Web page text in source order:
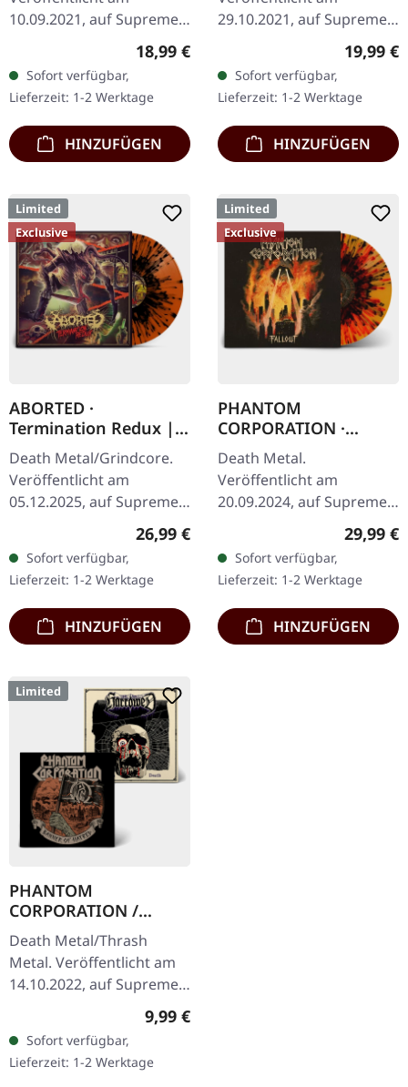
10.09.2021, auf Supreme
Chaos Records. Weißes
Vinyl im schweren Cover
mit Insert. Limitiert auf
200 handnummerierte…
Regulärer Preis:
18,99 €
Sofort verfügbar,
Lieferzeit: 1-2 Werktage
HINZUFÜGEN
29.10.2021, auf Supreme
Chaos Records. Weißes
Vinyl. Neuauflage als
hochwertiges Vinyl mit
Original Splatter…
19,99 €
Sofort verfügbar,
Lieferzeit: 1-2 Werktage
HINZUFÜGEN
Limited
Exclusive
ABORTED ·
Termination Redux |
ORANGE/BLACK
SPLATTER LP
Death Metal/Grindcore.
Veröffentlicht am
05.12.2025, auf Supreme
Orangenes Vinyl mit
schwarzen Splattern -
"Slash Splatter Vinyl".…
Regulärer Preis:
26,99 €
Sofort verfügbar,
Lieferzeit: 1-2 Werktage
HINZUFÜGEN
Limited
Exclusive
PHANTOM
CORPORATION ·
Fallout | FIRE
SPLATTER LP
Death Metal.
Veröffentlicht am
20.09.2024, auf Supreme
Chaos Records. SCR-
exklusives 'Fire Splatter'
Vinyl mit Insert, limitiert
auf 150…
29,99 €
Sofort verfügbar,
Lieferzeit: 1-2 Werktage
HINZUFÜGEN
Limited
PHANTOM
CORPORATION /
HARROWED · Split |
DIGIPAK CD
Death Metal/Thrash
Metal. Veröffentlicht am
14.10.2022, auf Supreme
Chaos Records. Wende-
DigiPak mit je einer Band
auf einer Seite und 8-
seitigem…
Regulärer Preis:
9,99 €
Sofort verfügbar,
Lieferzeit: 1-2 Werktage